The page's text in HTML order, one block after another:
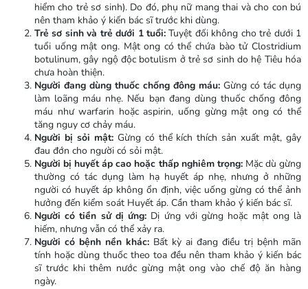
hiểm cho trẻ sơ sinh). Do đó, phụ nữ mang thai và cho con bú
nên tham khảo ý kiến bác sĩ trước khi dùng.
Trẻ sơ sinh và trẻ dưới 1 tuổi: Tuyệt đối không cho trẻ dưới 1
tuổi uống mật ong. Mật ong có thể chứa bào tử Clostridium
botulinum, gây ngộ độc botulism ở trẻ sơ sinh do hệ Tiêu hóa
chưa hoàn thiện.
Người đang dùng thuốc chống đông máu: Gừng có tác dụng
làm loãng máu nhẹ. Nếu bạn đang dùng thuốc chống đông
máu như warfarin hoặc aspirin, uống gừng mật ong có thể
tăng nguy cơ chảy máu.
Người bị sỏi mật:Gừng có thể kích thích sản xuất mật, gây
đau đớn cho người có sỏi mật.
Người bị huyết áp cao hoặc thấp nghiêm trọng:Mặc dù gừng
thường có tác dụng làm hạ huyết áp nhẹ, nhưng ở những
người có huyết áp không ổn định, việc uống gừng có thể ảnh
hưởng đến kiểm soát Huyết áp. Cần tham khảo ý kiến bác sĩ.
Người có tiền sử dị ứng: Dị ứng với gừng hoặc mật ong là
hiếm, nhưng vẫn có thể xảy ra.
Người có bệnh nền khác: Bất kỳ ai đang điều trị bệnh mãn
tính hoặc dùng thuốc theo toa đều nên tham khảo ý kiến bác
sĩ trước khi thêm nước gừng mật ong vào chế độ ăn hàng
ngày.